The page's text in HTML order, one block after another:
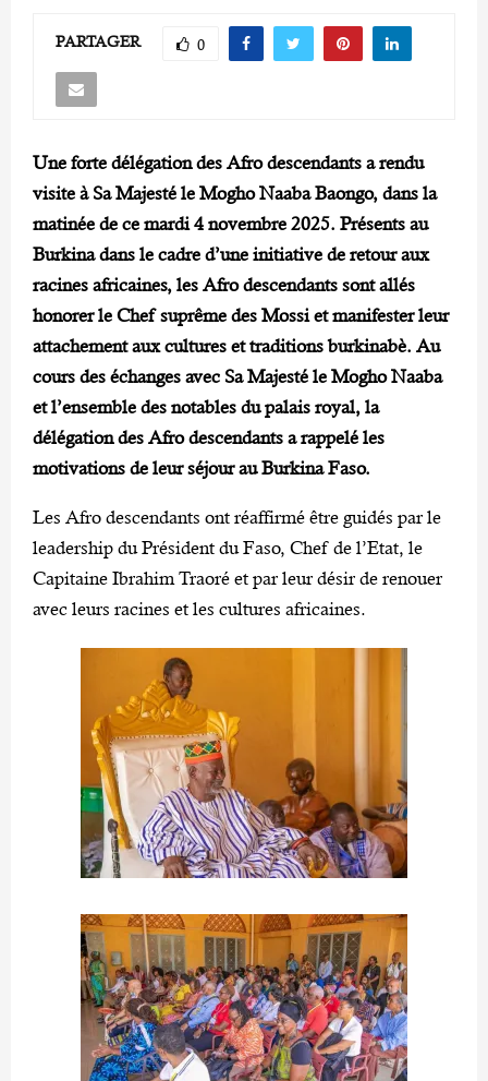
PARTAGER 0
Une forte délégation des Afro descendants a rendu
visite à Sa Majesté le Mogho Naaba Baongo, dans la
matinée de ce mardi 4 novembre 2025. Présents au
Burkina dans le cadre d’une initiative de retour aux
racines africaines, les Afro descendants sont allés
honorer le Chef suprême des Mossi et manifester leur
attachement aux cultures et traditions burkinabè. Au
cours des échanges avec Sa Majesté le Mogho Naaba
et l’ensemble des notables du palais royal, la
délégation des Afro descendants a rappelé les
motivations de leur séjour au Burkina Faso.
Les Afro descendants ont réaffirmé être guidés par le
leadership du Président du Faso, Chef de l’Etat, le
Capitaine Ibrahim Traoré et par leur désir de renouer
avec leurs racines et les cultures africaines.